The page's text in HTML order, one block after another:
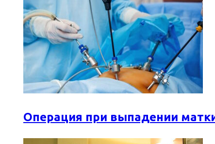
Операция при выпадении